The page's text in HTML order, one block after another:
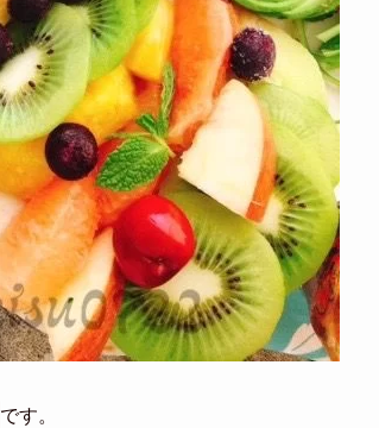
です。